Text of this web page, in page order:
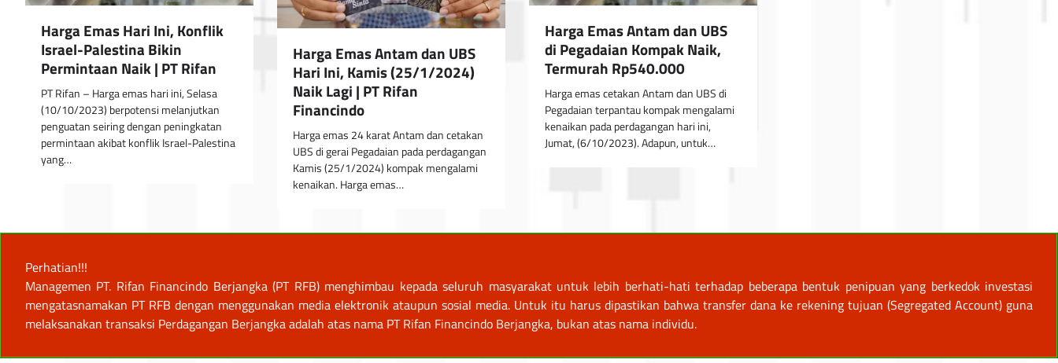
Harga Emas Hari Ini, Konflik
Israel-Palestina Bikin
Permintaan Naik | PT Rifan
PT Rifan – Harga emas hari ini, Selasa
(10/10/2023) berpotensi melanjutkan
penguatan seiring dengan peningkatan
permintaan akibat konflik Israel-Palestina
yang…
Harga Emas Antam dan UBS
Hari Ini, Kamis (25/1/2024)
Naik Lagi | PT Rifan
Financindo
Harga emas 24 karat Antam dan cetakan
UBS di gerai Pegadaian pada perdagangan
Kamis (25/1/2024) kompak mengalami
kenaikan. Harga emas…
Harga Emas Antam dan UBS
di Pegadaian Kompak Naik,
Termurah Rp540.000
Harga emas cetakan Antam dan UBS di
Pegadaian terpantau kompak mengalami
kenaikan pada perdagangan hari ini,
Jumat, (6/10/2023). Adapun, untuk…
Perhatian!!!
Managemen PT. Rifan Financindo Berjangka (PT RFB) menghimbau kepada seluruh masyarakat untuk lebih berhati-hati terhadap beberapa bentuk penipuan yang berkedok investasi
mengatasnamakan PT RFB dengan menggunakan media elektronik ataupun sosial media. Untuk itu harus dipastikan bahwa transfer dana ke rekening tujuan (Segregated Account) guna
melaksanakan transaksi Perdagangan Berjangka adalah atas nama PT Rifan Financindo Berjangka, bukan atas nama individu.